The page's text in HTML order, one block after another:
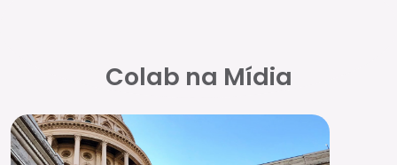
Colab na Mídia